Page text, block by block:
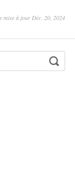
mise à jour Déc. 20, 2024